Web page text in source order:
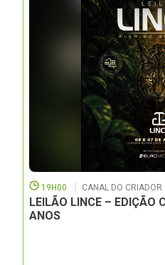
19H00 CANAL DO CRIADOR
LEILÃO LINCE – EDIÇÃO
ANOS